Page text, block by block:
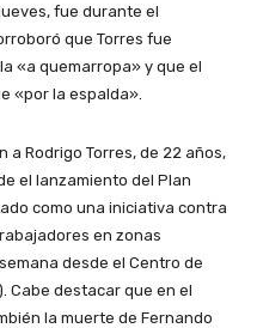
fue durante el
que Torres fue
«a quemarropa» y que el
«por la espalda».
Rodrigo Torres, de 22 años,
el lanzamiento del Plan
como una iniciativa contra
en zonas
desde el Centro de
Cabe destacar que en el
la muerte de Fernando